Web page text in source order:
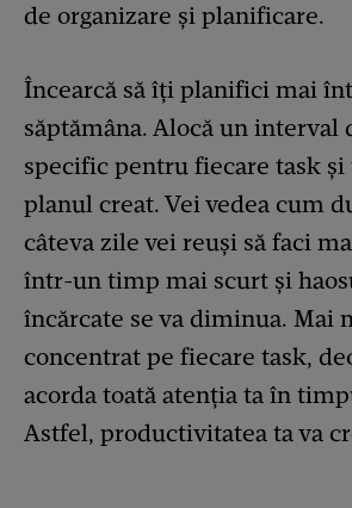
de organizare și planificare.
Încearcă să îți planifici mai
săptămâna. Alocă un interval
specific pentru fiecare task
planul creat. Vei vedea cum
câteva zile vei reuși să faci
într-un timp mai scurt și
încărcate se va diminua. Mai
concentrat pe fiecare task,
acorda toată atenția ta în
Astfel, productivitatea ta va